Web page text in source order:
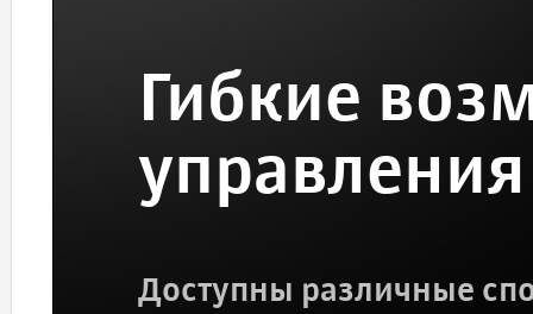
Гибкие
управления
Доступны различные